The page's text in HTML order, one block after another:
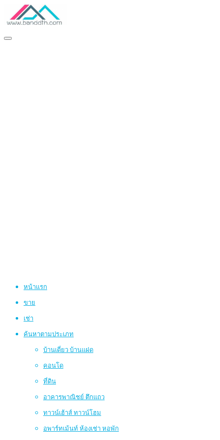
หน้าแรก
ขาย
เช่า
ค้นหาตามประเภท
บ้านเดี่ยว บ้านแฝด
คอนโด
ที่ดิน
อาคารพาณิชย์ ตึกแถว
ทาวน์เฮ้าส์ ทาวน์โฮม
อพาร์ทเม้นท์ ห้องเช่า หอพัก